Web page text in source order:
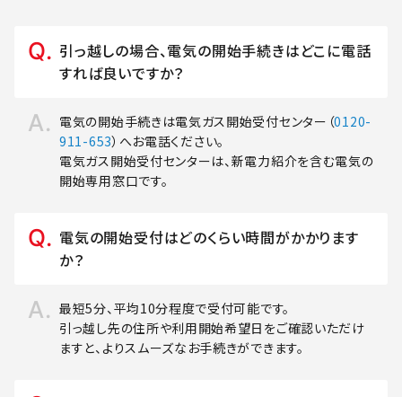
引っ越しの場合、電気の開始手続きはどこに電話
すれば良いですか？
電気の開始手続きは電気ガス開始受付センター（0120-
911-653）へお電話ください。
電気ガス開始受付センターは、新電力紹介を含む電気の
開始専用窓口です。
電気の開始受付はどのくらい時間がかかります
か？
最短5分、平均10分程度で受付可能です。
引っ越し先の住所や利用開始希望日をご確認いただけ
ますと、よりスムーズなお手続きができます。